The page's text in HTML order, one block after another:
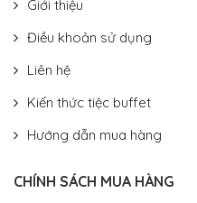
Giới thiệu
Điều khoản sử dụng
Liên hệ
Kiến thức tiệc buffet
Hướng dẫn mua hàng
CHÍNH SÁCH MUA HÀNG